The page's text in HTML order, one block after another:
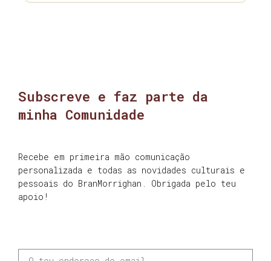
Subscreve e faz parte da
minha Comunidade
Recebe em primeira mão comunicação
personalizada e todas as novidades culturais e
pessoais do BranMorrighan. Obrigada pelo teu
apoio!